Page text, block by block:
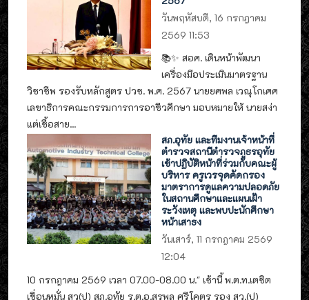
วันพฤหัสบดี, 16 กรกฎาคม
2569 11:53
📚✨ สอศ. เดินหน้าพัฒนา
เครื่องมือประเมินมาตรฐาน
วิชาชีพ รองรับหลักสูตร ปวช. พ.ศ. 2567 นายยศพล เวณุโกเศศ
เลขาธิการคณะกรรมการการอาชีวศึกษา มอบหมายให้ นายสง่า
แต่เชื้อสาย...
สภ.อุทัย และทีมงานเจ้าหน้าที่
ตำรวจสถานีตำรวจภูธรอุทัย
เข้าปฏิบัติหน้าที่ร่วมกับคณะผู้
บริหาร ครูเวรจุดคัดกรอง
มาตราการดูแลความปลอดภัย
ในสถานศึกษาและแผนเฝ้า
ระวังเหตุ และพบปะนักศึกษา
หน้าเสาธง
วันเสาร์, 11 กรกฎาคม 2569
12:04
10 กรกฎาคม 2569 เวลา 07.00-08.00 น." เช้านี้ พ.ต.ท.เตชิต
เขื่อนหมั่น สว(ป) สภ.อุทัย ร.ต.อ.สุรพล ศรีโคตร รอง สว.(ป)